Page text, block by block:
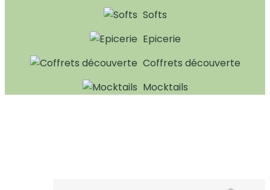
Softs
Epicerie
Coffrets découverte
Mocktails